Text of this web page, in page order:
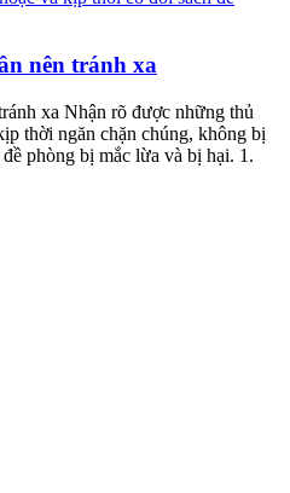
nên tránh xa
xa Nhận rõ được những thủ
thời ngăn chặn chúng, không bị
phòng bị mắc lừa và bị hại. 1.